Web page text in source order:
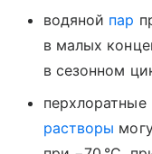
водяной пар
в малых
в сезонном
растворы